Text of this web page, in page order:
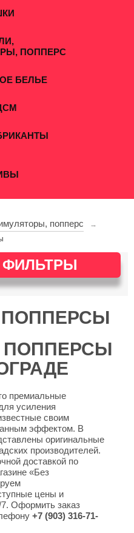
ПОППЕРС
БЕЛЬЕ
попперс →
ФИЛЬТРЫ
ПОППЕРСЫ
ПОППЕРСЫ
премиальные
усиления
своим
эффектом. В
оригинальные
производителей.
доставкой по
«Без
цены и
Оформить заказ
+7 (903) 316-71-